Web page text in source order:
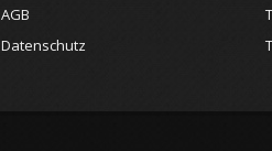
AGB
Datenschutz